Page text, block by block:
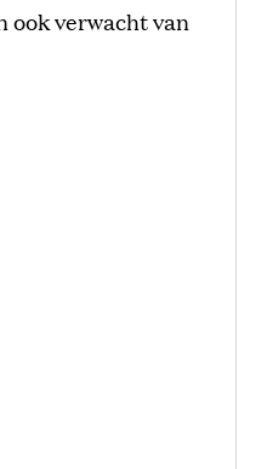
ook verwacht van